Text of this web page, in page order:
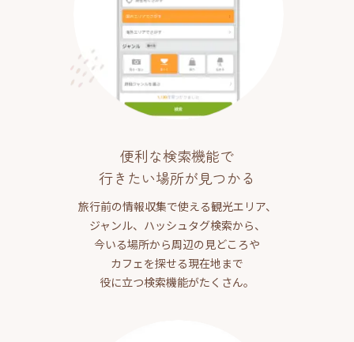
便利な検索機能で
行きたい場所が見つかる
旅行前の情報収集で使える観光エリア、
ジャンル、ハッシュタグ検索から、
今いる場所から周辺の見どころや
カフェを探せる現在地まで
役に立つ検索機能がたくさん。